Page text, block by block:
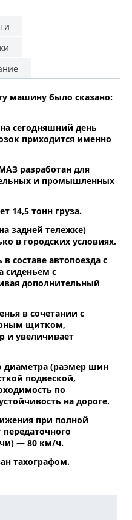
машину было сказано:
сегодняшний день
приходится именно
разработан для
и промышленных
14,5 тонн груза.
задней тележке)
в городских условиях.
составе автопоезда с
сиденьем с
дополнительный
в сочетании с
щитком,
и увеличивает
диаметра (размер шин
подвеской,
по
на дороге.
при полной
— 80 км/ч.
тахографом.